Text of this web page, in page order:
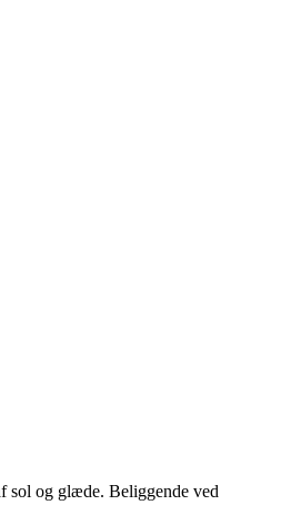
sol og glæde. Beliggende ved